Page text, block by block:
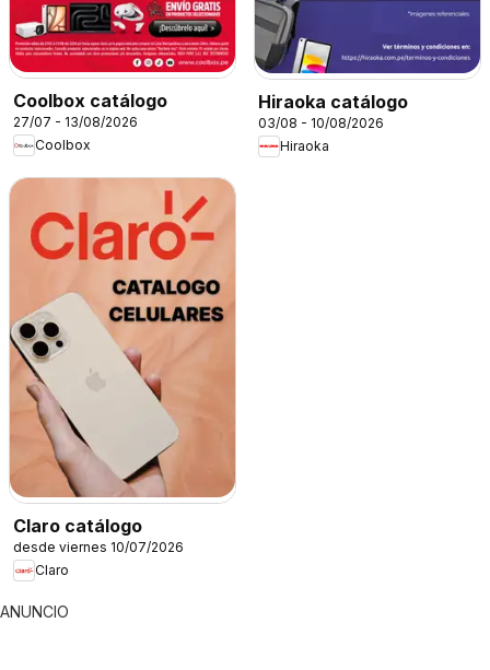
Coolbox catálogo
27/07 - 13/08/2026
Coolbox
Hiraoka catálogo
03/08 - 10/08/2026
Hiraoka
Claro catálogo
desde viernes 10/07/2026
Claro
ANUNCIO